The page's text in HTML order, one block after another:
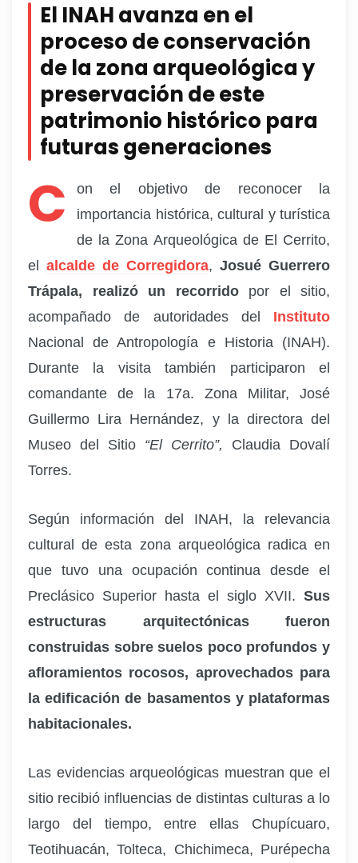
El INAH avanza en el
proceso de conservación
de la zona arqueológica y
preservación de este
patrimonio histórico para
futuras generaciones
C
on el objetivo de reconocer la
importancia histórica, cultural y turística
de la Zona Arqueológica de El Cerrito,
el alcalde de Corregidora, Josué Guerrero
Trápala, realizó un recorrido por el sitio,
acompañado de autoridades del Instituto
Nacional de Antropología e Historia (INAH).
Durante la visita también participaron el
comandante de la 17a. Zona Militar, José
Guillermo Lira Hernández, y la directora del
Museo del Sitio “El Cerrito”, Claudia Dovalí
Torres.
Según información del INAH, la relevancia
cultural de esta zona arqueológica radica en
que tuvo una ocupación continua desde el
Preclásico Superior hasta el siglo XVII. Sus
estructuras arquitectónicas fueron
construidas sobre suelos poco profundos y
afloramientos rocosos, aprovechados para
la edificación de basamentos y plataformas
habitacionales.
Las evidencias arqueológicas muestran que el
sitio recibió influencias de distintas culturas a lo
largo del tiempo, entre ellas Chupícuaro,
Teotihuacán, Tolteca, Chichimeca, Purépecha